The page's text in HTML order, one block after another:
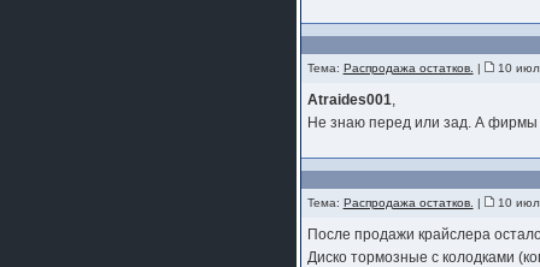
Тема: Распродажа остатков. | 10
Atraides001,
Не знаю перед или зад. А фирмы
Тема: Распродажа остатков. | 10
После продажи крайслера
Диско тормозные с колодками